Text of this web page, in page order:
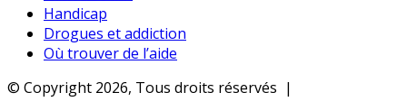
Handicap
Drogues et addiction
Où trouver de l’aide
© Copyright 2026, Tous droits réservés |